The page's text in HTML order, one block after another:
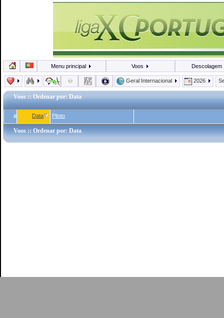
Menu principal Voos Descolagem
Geral Internacional 2026
Voos :: Ordenar por: Data
# Data Piloto
Voos :: Ordenar por: Data